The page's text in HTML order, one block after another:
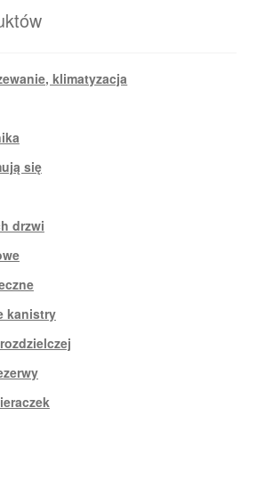
klimatyzacja
się
drzwi
kanistry